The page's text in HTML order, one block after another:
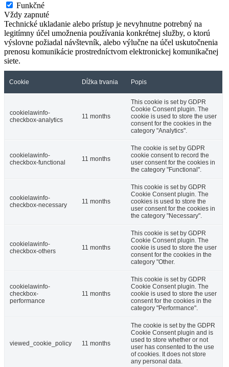
Funkčné
Vždy zapnuté
Technické ukladanie alebo prístup je nevyhnutne potrebný na
legitímny účel umožnenia používania konkrétnej služby, o ktorú
výslovne požiadal návštevník, alebo výlučne na účel uskutočnenia
prenosu komunikácie prostredníctvom elektronickej komunikačnej
siete.
Cookie Dĺžka trvania Popis
cookielawinfo-
checkbox-analytics
11 months
This cookie is set by GDPR
Cookie Consent plugin. The
cookie is used to store the user
consent for the cookies in the
category "Analytics".
cookielawinfo-
checkbox-functional
11 months
The cookie is set by GDPR
cookie consent to record the
user consent for the cookies in
the category "Functional".
cookielawinfo-
checkbox-necessary
11 months
This cookie is set by GDPR
Cookie Consent plugin. The
cookies is used to store the
user consent for the cookies in
the category "Necessary".
cookielawinfo-
checkbox-others
11 months
This cookie is set by GDPR
Cookie Consent plugin. The
cookie is used to store the user
consent for the cookies in the
category "Other.
cookielawinfo-
checkbox-
performance
11 months
This cookie is set by GDPR
Cookie Consent plugin. The
cookie is used to store the user
consent for the cookies in the
category "Performance".
viewed_cookie_policy 11 months
The cookie is set by the GDPR
Cookie Consent plugin and is
used to store whether or not
user has consented to the use
of cookies. It does not store
any personal data.